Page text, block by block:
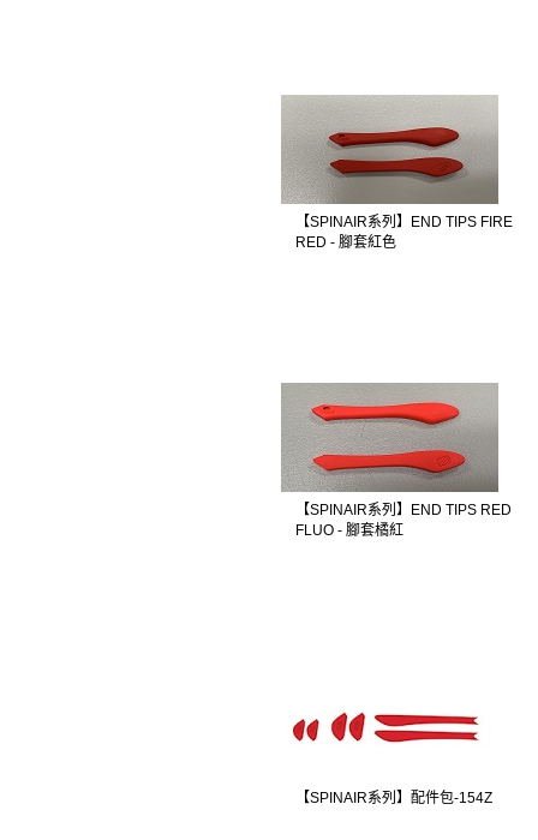
【SPINAIR系列】END TIPS FIRE
RED - 腳套紅色
【SPINAIR系列】END TIPS RED
FLUO - 腳套橘紅
【SPINAIR系列】配件包-154Z